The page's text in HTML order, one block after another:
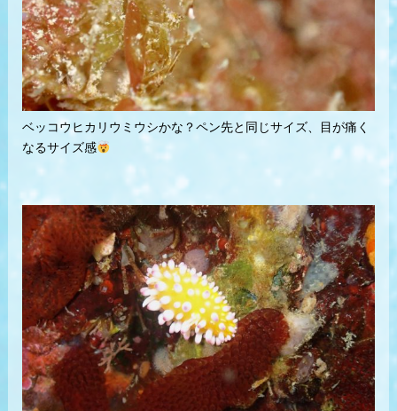
ベッコウヒカリウミウシかな？ペン先と同じサイズ、目が痛く
なるサイズ感